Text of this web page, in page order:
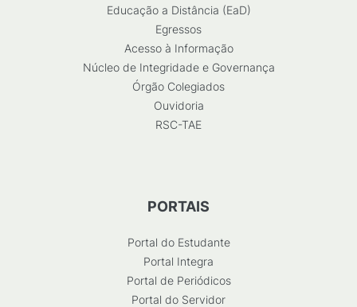
Educação a Distância (EaD)
Egressos
Acesso à Informação
Núcleo de Integridade e Governança
Órgão Colegiados
Ouvidoria
RSC-TAE
PORTAIS
Portal do Estudante
Portal Integra
Portal de Periódicos
Portal do Servidor